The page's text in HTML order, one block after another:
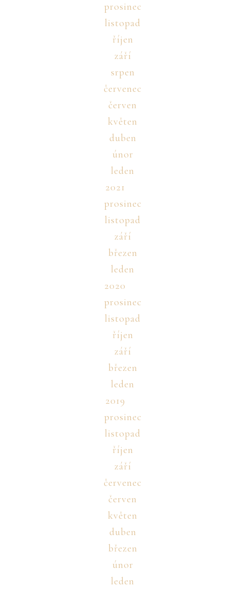
prosinec
listopad
říjen
září
srpen
červenec
červen
květen
duben
únor
leden
2021
prosinec
listopad
září
březen
leden
2020
prosinec
listopad
říjen
září
březen
leden
2019
prosinec
listopad
říjen
září
červenec
červen
květen
duben
březen
únor
leden